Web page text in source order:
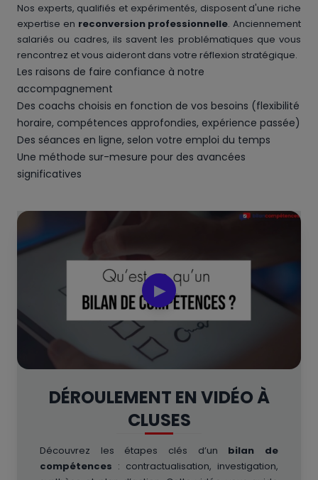
Nos experts, qualifiés et expérimentés, disposent d'une riche
expertise en reconversion professionnelle. Anciennement
salariés ou cadres, ils savent les problématiques que vous
rencontrez et vous aideront dans votre réflexion stratégique.
Les raisons de faire confiance à notre
accompagnement
Des coachs choisis en fonction de vos besoins (flexibilité
horaire, compétences approfondies, expérience passée)
Des séances en ligne, selon votre emploi du temps
Une méthode sur-mesure pour des avancées
significatives
▶
DÉROULEMENT EN VIDÉO À
CLUSES
Découvrez les étapes clés d’un bilan de
compétences : contractualisation, investigation,